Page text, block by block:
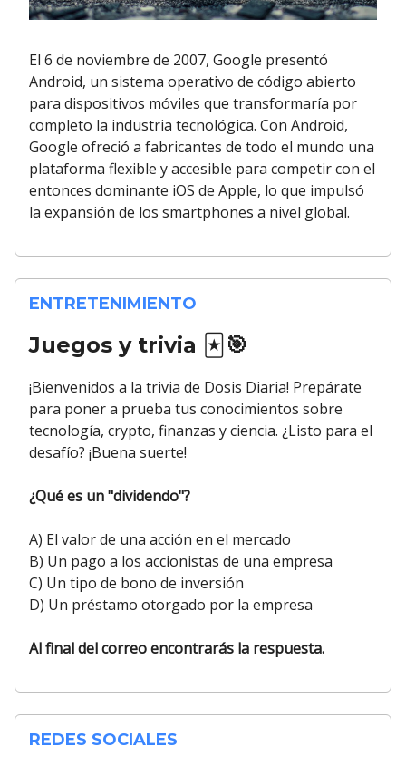
El 6 de noviembre de 2007, Google presentó
Android, un sistema operativo de código abierto
para dispositivos móviles que transformaría por
completo la industria tecnológica. Con Android,
Google ofreció a fabricantes de todo el mundo una
plataforma flexible y accesible para competir con el
entonces dominante iOS de Apple, lo que impulsó
la expansión de los smartphones a nivel global.
ENTRETENIMIENTO
Juegos y trivia 🃏🎯
¡Bienvenidos a la trivia de Dosis Diaria! Prepárate
para poner a prueba tus conocimientos sobre
tecnología, crypto, finanzas y ciencia. ¿Listo para el
desafío? ¡Buena suerte!
¿Qué es un "dividendo"?
A) El valor de una acción en el mercado
B) Un pago a los accionistas de una empresa
C) Un tipo de bono de inversión
D) Un préstamo otorgado por la empresa
Al final del correo encontrarás la respuesta.
REDES SOCIALES